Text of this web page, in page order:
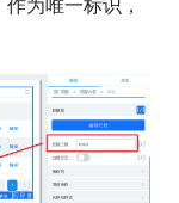
为唯一标识，